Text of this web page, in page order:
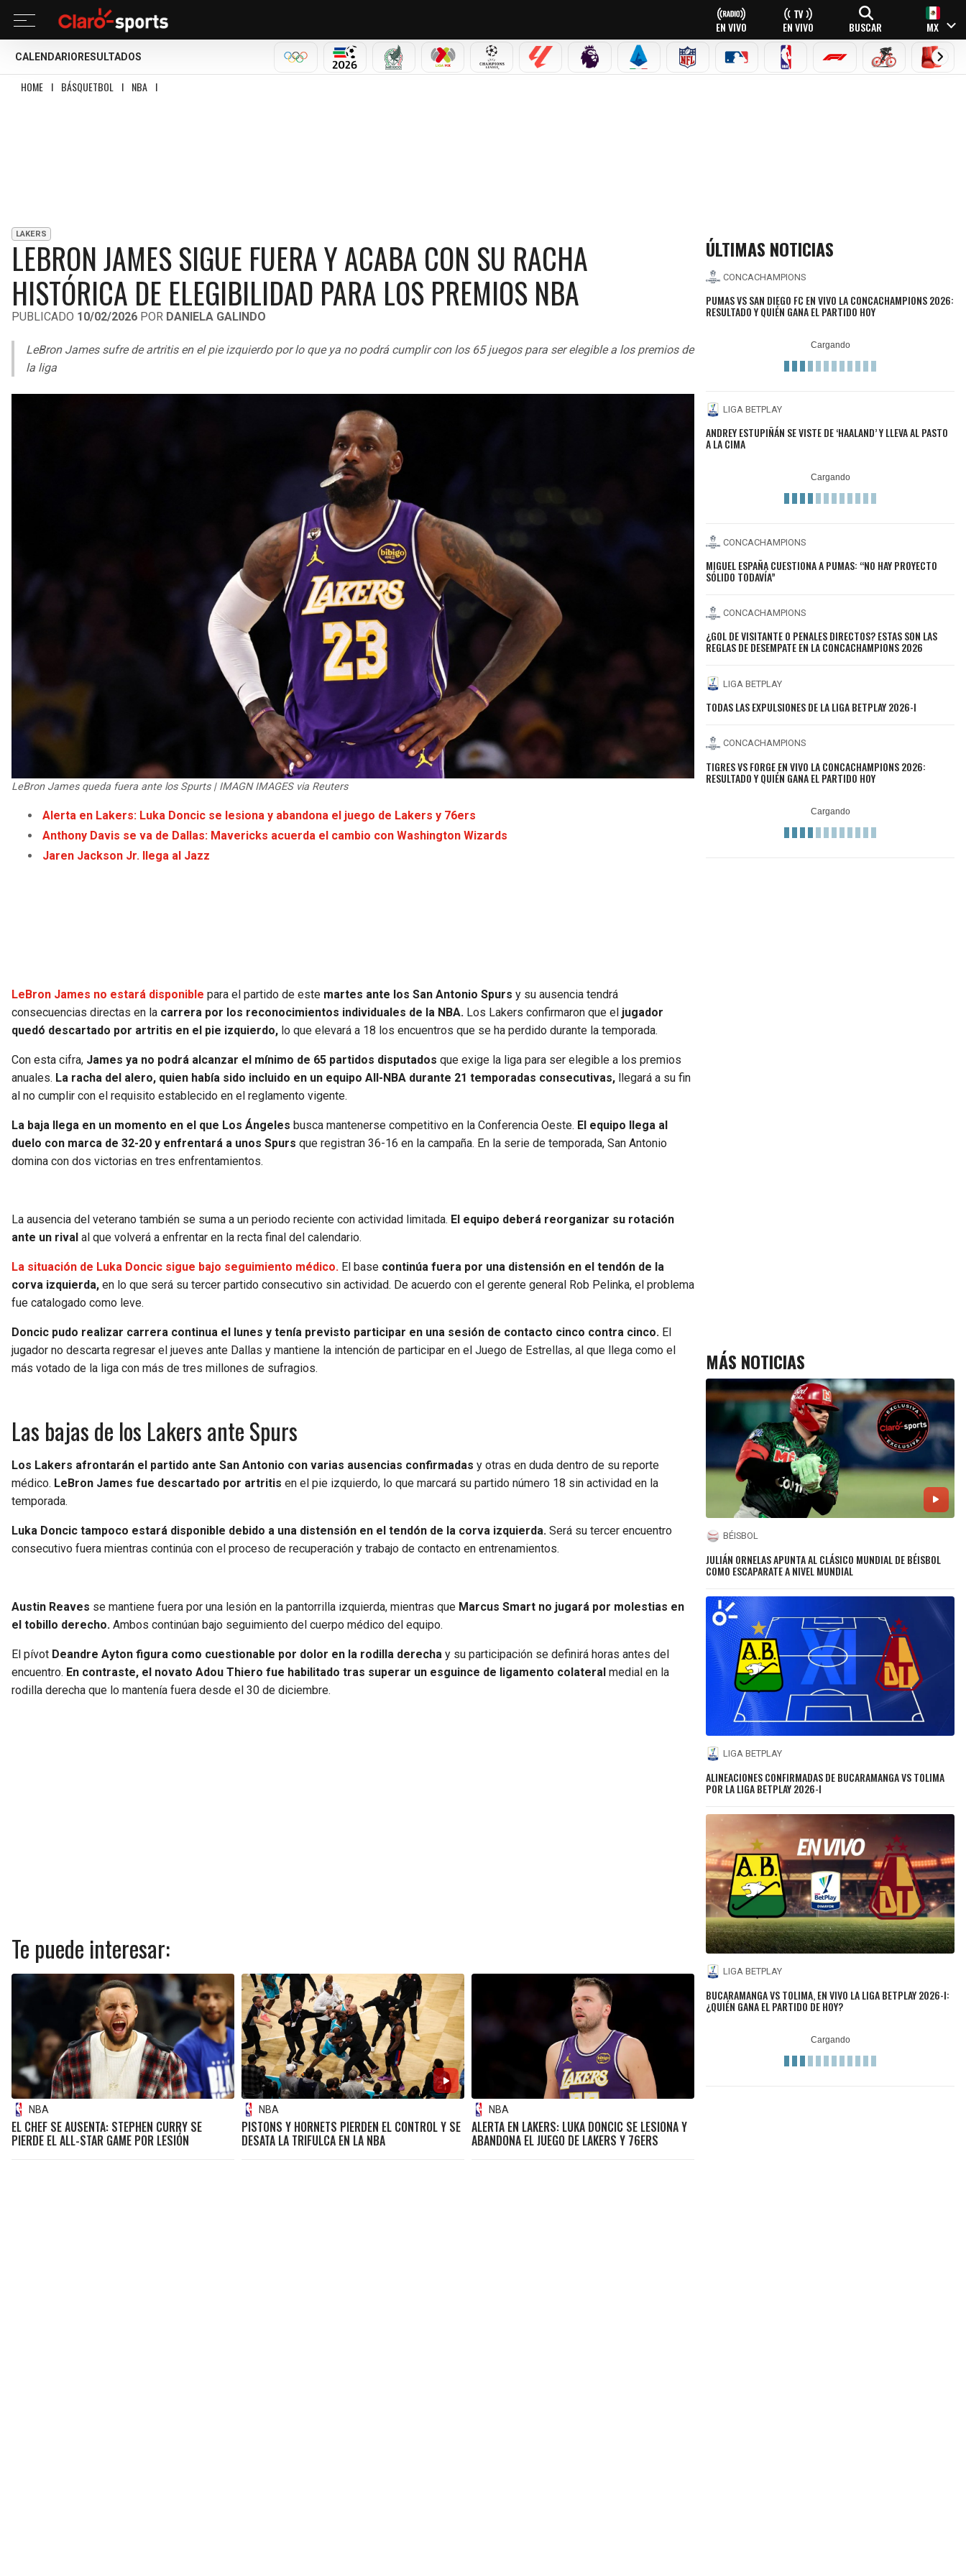
EN VIVO EN VIVO BUSCAR MX
CALENDARIO RESULTADOS
MILANO CORTINA 2026
MUNDIAL 2026SELECCIÓN MEXICANA
LIGA MX CHAMPIONS LEAGUE
LALIGA PREMIER LEAGUE
SERIE A NFL MLB NBA FÓRMULA 1CICLISMOBOXEO
HOME I BÁSQUETBOL I NBA I
LAKERS
LEBRON JAMES SIGUE FUERA Y ACABA CON SU RACHA
HISTÓRICA DE ELEGIBILIDAD PARA LOS PREMIOS NBA
PUBLICADO 10/02/2026 POR DANIELA GALINDO
LeBron James sufre de artritis en el pie izquierdo por lo que ya no podrá cumplir con los 65 juegos para ser elegible a los premios de
la liga
LeBron James queda fuera ante los Spurts | IMAGN IMAGES via Reuters
Alerta en Lakers: Luka Doncic se lesiona y abandona el juego de Lakers y 76ers
Anthony Davis se va de Dallas: Mavericks acuerda el cambio con Washington Wizards
Jaren Jackson Jr. llega al Jazz
LeBron James no estará disponible para el partido de este martes ante los San Antonio Spurs y su ausencia tendrá
consecuencias directas en la carrera por los reconocimientos individuales de la NBA. Los Lakers confirmaron que el jugador
quedó descartado por artritis en el pie izquierdo, lo que elevará a 18 los encuentros que se ha perdido durante la temporada.
Con esta cifra, James ya no podrá alcanzar el mínimo de 65 partidos disputados que exige la liga para ser elegible a los premios
anuales. La racha del alero, quien había sido incluido en un equipo All-NBA durante 21 temporadas consecutivas, llegará a su fin
al no cumplir con el requisito establecido en el reglamento vigente.
La baja llega en un momento en el que Los Ángeles busca mantenerse competitivo en la Conferencia Oeste. El equipo llega al
duelo con marca de 32-20 y enfrentará a unos Spurs que registran 36-16 en la campaña. En la serie de temporada, San Antonio
domina con dos victorias en tres enfrentamientos.
La ausencia del veterano también se suma a un periodo reciente con actividad limitada. El equipo deberá reorganizar su rotación
ante un rival al que volverá a enfrentar en la recta final del calendario.
La situación de Luka Doncic sigue bajo seguimiento médico. El base continúa fuera por una distensión en el tendón de la
corva izquierda, en lo que será su tercer partido consecutivo sin actividad. De acuerdo con el gerente general Rob Pelinka, el problema
fue catalogado como leve.
Doncic pudo realizar carrera continua el lunes y tenía previsto participar en una sesión de contacto cinco contra cinco. El
jugador no descarta regresar el jueves ante Dallas y mantiene la intención de participar en el Juego de Estrellas, al que llega como el
más votado de la liga con más de tres millones de sufragios.
Las bajas de los Lakers ante Spurs
Los Lakers afrontarán el partido ante San Antonio con varias ausencias confirmadas y otras en duda dentro de su reporte
médico. LeBron James fue descartado por artritis en el pie izquierdo, lo que marcará su partido número 18 sin actividad en la
temporada.
Luka Doncic tampoco estará disponible debido a una distensión en el tendón de la corva izquierda. Será su tercer encuentro
consecutivo fuera mientras continúa con el proceso de recuperación y trabajo de contacto en entrenamientos.
Austin Reaves se mantiene fuera por una lesión en la pantorrilla izquierda, mientras que Marcus Smart no jugará por molestias en
el tobillo derecho. Ambos continúan bajo seguimiento del cuerpo médico del equipo.
El pívot Deandre Ayton figura como cuestionable por dolor en la rodilla derecha y su participación se definirá horas antes del
encuentro. En contraste, el novato Adou Thiero fue habilitado tras superar un esguince de ligamento colateral medial en la
rodilla derecha que lo mantenía fuera desde el 30 de diciembre.
Te puede interesar:
NBA
EL CHEF SE AUSENTA: STEPHEN CURRY SE
PIERDE EL ALL-STAR GAME POR LESIÓN
NBA
PISTONS Y HORNETS PIERDEN EL CONTROL Y SE
DESATA LA TRIFULCA EN LA NBA
NBA
ALERTA EN LAKERS: LUKA DONCIC SE LESIONA Y
ABANDONA EL JUEGO DE LAKERS Y 76ERS
ÚLTIMAS NOTICIAS
CONCACHAMPIONS
PUMAS VS SAN DIEGO FC EN VIVO LA CONCACHAMPIONS 2026:
RESULTADO Y QUIÉN GANA EL PARTIDO HOY
LIGA BETPLAY
ANDREY ESTUPIÑÁN SE VISTE DE ‘HAALAND’ Y LLEVA AL PASTO
A LA CIMA
CONCACHAMPIONS
MIGUEL ESPAÑA CUESTIONA A PUMAS: “NO HAY PROYECTO
SÓLIDO TODAVÍA”
CONCACHAMPIONS
¿GOL DE VISITANTE O PENALES DIRECTOS? ESTAS SON LAS
REGLAS DE DESEMPATE EN LA CONCACHAMPIONS 2026
LIGA BETPLAY
TODAS LAS EXPULSIONES DE LA LIGA BETPLAY 2026-I
CONCACHAMPIONS
TIGRES VS FORGE EN VIVO LA CONCACHAMPIONS 2026:
RESULTADO Y QUIÉN GANA EL PARTIDO HOY
MÁS NOTICIAS
BÉISBOL
JULIÁN ORNELAS APUNTA AL CLÁSICO MUNDIAL DE BÉISBOL
COMO ESCAPARATE A NIVEL MUNDIAL
LIGA BETPLAY
ALINEACIONES CONFIRMADAS DE BUCARAMANGA VS TOLIMA
POR LA LIGA BETPLAY 2026-I
LIGA BETPLAY
BUCARAMANGA VS TOLIMA, EN VIVO LA LIGA BETPLAY 2026-I:
¿QUIÉN GANA EL PARTIDO DE HOY?